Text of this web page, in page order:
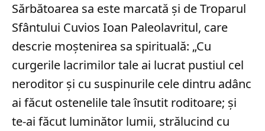
Sărbătoarea sa este marcată și de Troparul
Sfântului Cuvios Ioan Paleolavritul, care
descrie moștenirea sa spirituală: „Cu
curgerile lacrimilor tale ai lucrat pustiul cel
neroditor și cu suspinurile cele dintru adânc
ai făcut ostenelile tale însutit roditoare; și
te-ai făcut luminător lumii, strălucind cu